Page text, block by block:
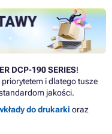
DCP-190 SERIES!
i dlatego tusze
jakości.
do drukarki oraz